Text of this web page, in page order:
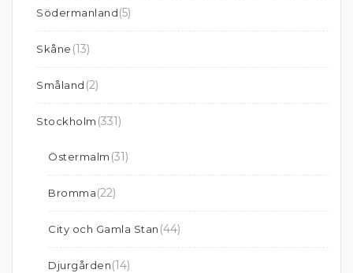
Södermanland(5)
Skåne (13)
Småland (2)
Stockholm (331)
Östermalm (31)
Bromma(22)
City och Gamla Stan (44)
Djurgården(14)